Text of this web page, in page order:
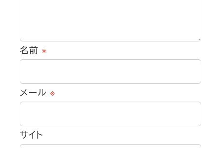
名前 ※
メール ※
サイト